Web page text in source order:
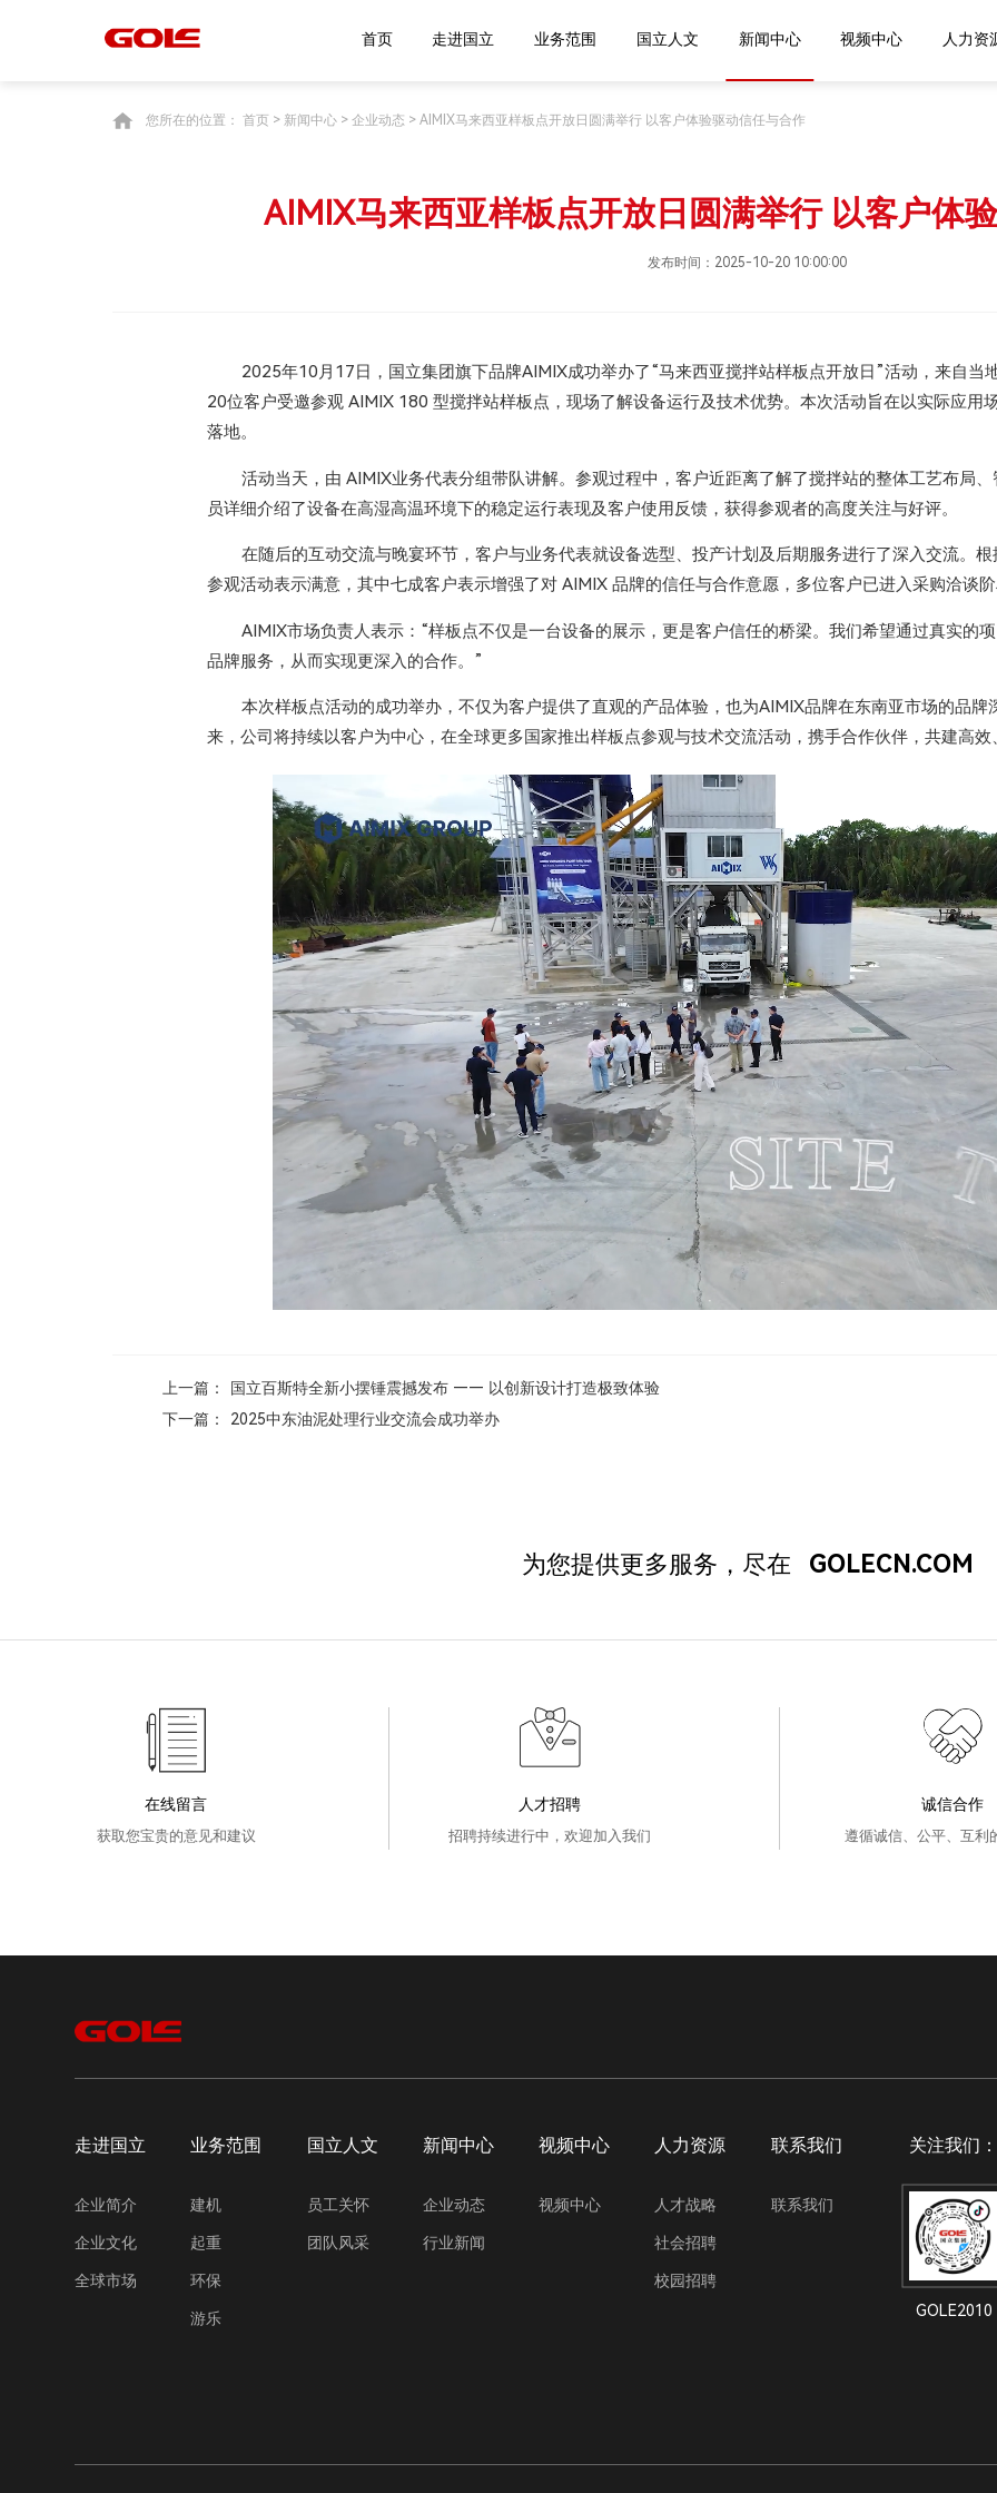
首页 走进国立 业务范围 国立人文 新闻中心 视频中
您所在的位置： 首页> 新闻中心> 企业动态 > AIMIX马来西亚样板点开放日圆满举行 以客户体验驱动信任与合作
AIMIX马来西亚样板点开放日圆满举行 以客户体
发布时间：2025-10-20 10:00:00
2025年10月17日，国立集团旗下品牌AIMIX成功举办了“马来西亚搅拌站样板点开放日”活动，来自当
20位客户受邀参观 AIMIX 180 型搅拌站样板点，现场了解设备运行及技术优势。本次活动旨在以实际应用
落地。
活动当天，由 AIMIX业务代表分组带队讲解。参观过程中，客户近距离了解了搅拌站的整体工艺布局
员详细介绍了设备在高湿高温环境下的稳定运行表现及客户使用反馈，获得参观者的高度关注与好评。
在随后的互动交流与晚宴环节，客户与业务代表就设备选型、投产计划及后期服务进行了深入交流。
参观活动表示满意，其中七成客户表示增强了对 AIMIX 品牌的信任与合作意愿，多位客户已进入采购洽谈
AIMIX市场负责人表示：“样板点不仅是一台设备的展示，更是客户信任的桥梁。我们希望通过真实的
品牌服务，从而实现更深入的合作。”
本次样板点活动的成功举办，不仅为客户提供了直观的产品体验，也为AIMIX品牌在东南亚市场的品
来，公司将持续以客户为中心，在全球更多国家推出样板点参观与技术交流活动，携手合作伙伴，共建高
上一篇：
国立百斯特全新小摆锤震撼发布 —— 以创新设计打造极致体验
下一篇：
2025中东油泥处理行业交流会成功举办
为您提供更多服务，尽在 GOLECN.COM
在线留言
获取您宝贵的意见和建议
人才招聘
招聘持续进行中，欢迎加入我们
诚信合作
遵循诚信、公平、互利
走进国立
企业简介
企业文化
全球市场
业务范围
建机
起重
环保
游乐
国立人文
员工关怀
团队风采
新闻中心
企业动态
行业新闻
视频中心
视频中心
人力资源
人才战略
社会招聘
校园招聘
联系我们
联系我们
关注我们